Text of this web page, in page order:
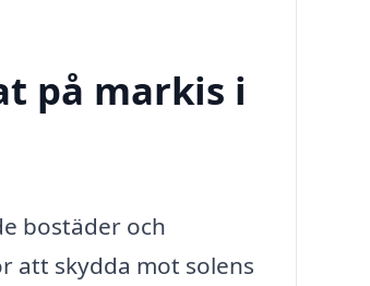
på markis i
bostäder och
att skydda mot solens